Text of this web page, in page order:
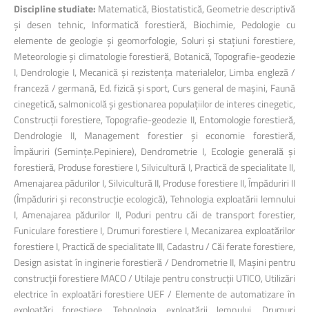
Discipline studiate: Matematică, Biostatistică, Geometrie descriptivă
şi desen tehnic, Informatică forestieră, Biochimie, Pedologie cu
elemente de geologie şi geomorfologie, Soluri şi staţiuni forestiere,
Meteorologie şi climatologie forestieră, Botanică, Topografie-geodezie
I, Dendrologie I, Mecanică şi rezistenţa materialelor, Limba engleză /
franceză / germană, Ed. fizică şi sport, Curs general de maşini, Faună
cinegetică, salmonicolă şi gestionarea populaţiilor de interes cinegetic,
Construcţii forestiere, Topografie-geodezie II, Entomologie forestieră,
Dendrologie II, Management forestier şi economie forestieră,
Împăuriri (Seminţe.Pepiniere), Dendrometrie I, Ecologie generală şi
forestieră, Produse forestiere I, Silvicultură I, Practică de specialitate II,
Amenajarea pădurilor I, Silvicultură II, Produse forestiere II, Împăduriri II
(Împăduriri şi reconstrucţie ecologică), Tehnologia exploatării lemnului
I, Amenajarea pădurilor II, Poduri pentru căi de transport forestier,
Funiculare forestiere I, Drumuri forestiere I, Mecanizarea exploatărilor
forestiere I, Practică de specialitate III, Cadastru / Căi ferate forestiere,
Design asistat în inginerie forestieră / Dendrometrie II, Maşini pentru
construcţii forestiere MACO / Utilaje pentru construcţii UTICO, Utilizări
electrice în exploatări forestiere UEF / Elemente de automatizare în